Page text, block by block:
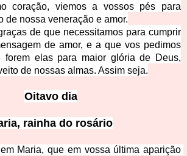
coração, viemos a vossos pés para
de nossa veneração e amor.
de que necessitamos para cumprir
de amor, e a que vos pedimos
forem elas para maior glória de Deus,
de nossas almas. Assim seja.
Oitavo dia
rainha do rosário
Maria, que em vossa última aparição